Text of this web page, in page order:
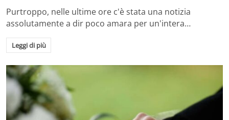
Purtroppo, nelle ultime ore c'è stata una notizia
assolutamente a dir poco amara per un'intera…
Leggi di più